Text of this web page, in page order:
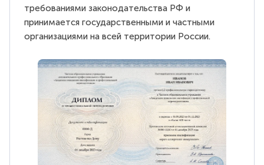
требованиями законодательства РФ и
принимается государственными и частными
организациями на всей территории России.